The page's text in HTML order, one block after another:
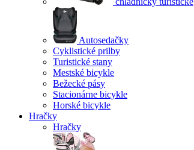
Autosedačky
Cyklistické prilby
Turistické stany
Mestské bicykle
Bežecké pásy
Stacionárne bicykle
Horské bicykle
Hračky
Hračky